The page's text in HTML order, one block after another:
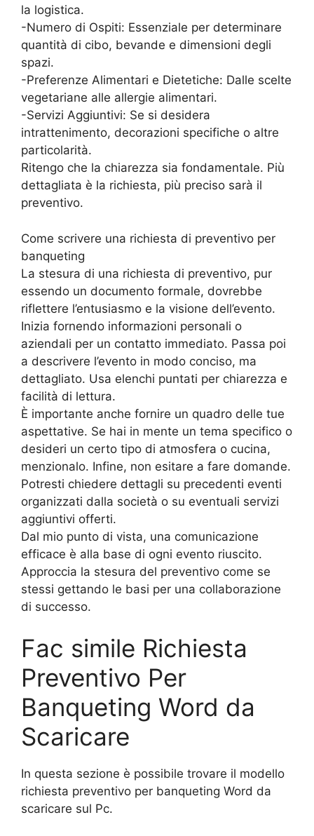
la logistica.
-Numero di Ospiti: Essenziale per determinare
quantità di cibo, bevande e dimensioni degli
spazi.
-Preferenze Alimentari e Dietetiche: Dalle scelte
vegetariane alle allergie alimentari.
-Servizi Aggiuntivi: Se si desidera
intrattenimento, decorazioni specifiche o altre
particolarità.
Ritengo che la chiarezza sia fondamentale. Più
dettagliata è la richiesta, più preciso sarà il
preventivo.
Come scrivere una richiesta di preventivo per
banqueting
La stesura di una richiesta di preventivo, pur
essendo un documento formale, dovrebbe
riflettere l’entusiasmo e la visione dell’evento.
Inizia fornendo informazioni personali o
aziendali per un contatto immediato. Passa poi
a descrivere l’evento in modo conciso, ma
dettagliato. Usa elenchi puntati per chiarezza e
facilità di lettura.
È importante anche fornire un quadro delle tue
aspettative. Se hai in mente un tema specifico o
desideri un certo tipo di atmosfera o cucina,
menzionalo. Infine, non esitare a fare domande.
Potresti chiedere dettagli su precedenti eventi
organizzati dalla società o su eventuali servizi
aggiuntivi offerti.
Dal mio punto di vista, una comunicazione
efficace è alla base di ogni evento riuscito.
Approccia la stesura del preventivo come se
stessi gettando le basi per una collaborazione
di successo.
Fac simile Richiesta
Preventivo Per
Banqueting Word da
Scaricare
In questa sezione è possibile trovare il modello
richiesta preventivo per banqueting Word da
scaricare sul Pc.